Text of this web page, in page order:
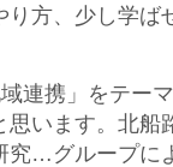
方、少し学ば
連携」をテー
います。北船
…グループに